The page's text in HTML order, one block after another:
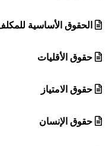
الحقوق الأساسية
حقوق الأقليات
حقوق الامتياز
حقوق الإنسان